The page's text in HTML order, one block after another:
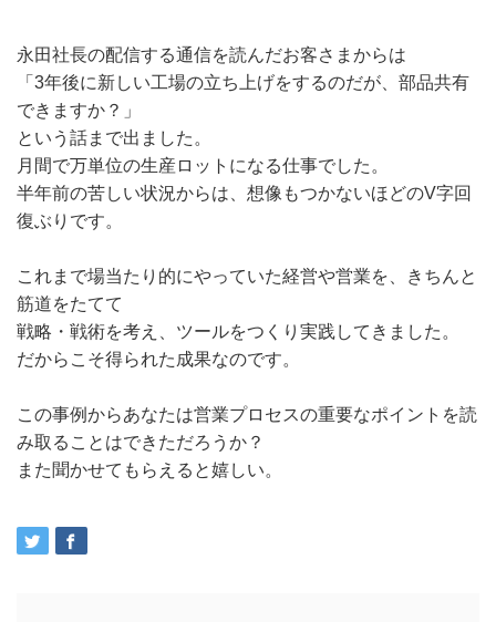
永田社長の配信する通信を読んだお客さまからは
「3年後に新しい工場の立ち上げをするのだが、部品共有
できますか？」
という話まで出ました。
月間で万単位の生産ロットになる仕事でした。
半年前の苦しい状況からは、想像もつかないほどのV字回
復ぶりです。
これまで場当たり的にやっていた経営や営業を、きちんと
筋道をたてて
戦略・戦術を考え、ツールをつくり実践してきました。
だからこそ得られた成果なのです。
この事例からあなたは営業プロセスの重要なポイントを読
み取ることはできただろうか？
また聞かせてもらえると嬉しい。